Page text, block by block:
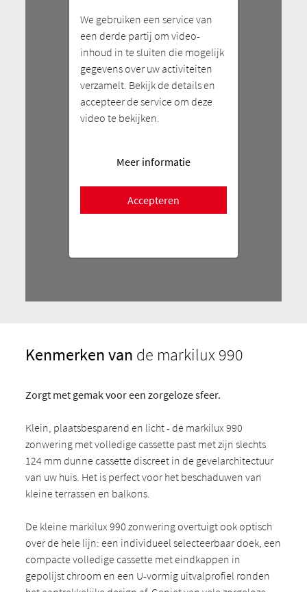
We gebruiken een service van
een derde partij om video-
inhoud in te sluiten die mogelijk
gegevens over uw activiteiten
verzamelt. Bekijk de details en
accepteer de service om deze
video te bekijken.
Meer informatie
Accepteren
Kenmerken van de markilux 990
Zorgt met gemak voor een zorgeloze sfeer.
Klein, plaatsbesparend en licht - de markilux 990
zonwering met volledige cassette past met zijn slechts
124 mm dunne cassette discreet in de gevelarchitectuur
van uw huis. Het is perfect voor het beschaduwen van
kleine terrassen en balkons.
De kleine markilux 990 zonwering overtuigt ook optisch
over de hele lijn: een individueel selecteerbaar doek, een
compacte volledige cassette met eindkappen in
gepolijst chroom en een U-vormig uitvalprofiel ronden